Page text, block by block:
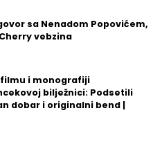
sa Nenadom Popovićem,
vebzina
filmu i monografiji
bilježnici: Podsetili
dobar i originalni bend |